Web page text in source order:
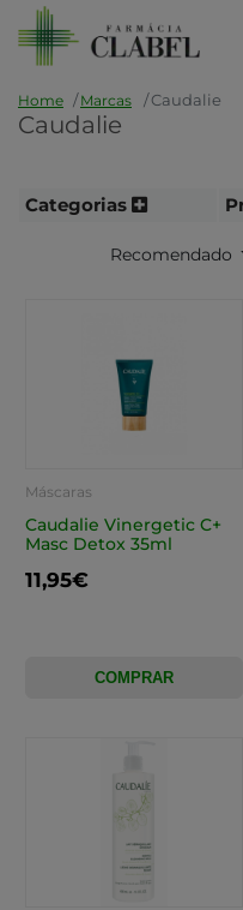
Home Marcas Caudalie
Caudalie
Categorias
Recomendado
Máscaras
Caudalie Vinergetic C+
Masc Detox 35ml
11,95€
COMPRAR